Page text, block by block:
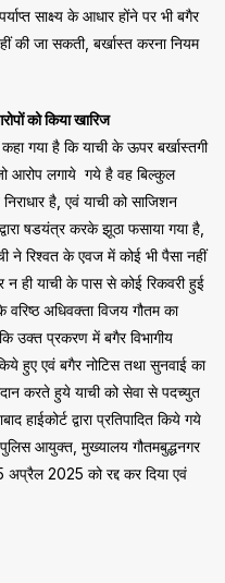
साक्ष्य के आधार होंने पर भी बगैर
की जा सकती, बर्खास्त करना नियम
को किया खारिज
गया है कि याची के ऊपर बर्खास्तगी
आरोप लगाये गये है वह बिल्कुल
है, एवं याची को साजिशन
षडयंत्र करके झूठा फसाया गया है,
ने रिश्वत के एवज में कोई भी पैसा नहीं
ही याची के पास से कोई रिकवरी हुई
वरिष्ठ अधिवक्ता विजय गौतम का
उक्त प्रकरण में बगैर विभागीय
किये हुए एवं बगैर नोटिस तथा सुनवाई का
करते हुये याची को सेवा से पदच्युत
हाईकोर्ट द्वारा प्रतिपादित किये गये
पुलिस आयुक्त, मुख्यालय गौतमबुद्धनगर
अप्रैल 2025 को रद्द कर दिया एवं